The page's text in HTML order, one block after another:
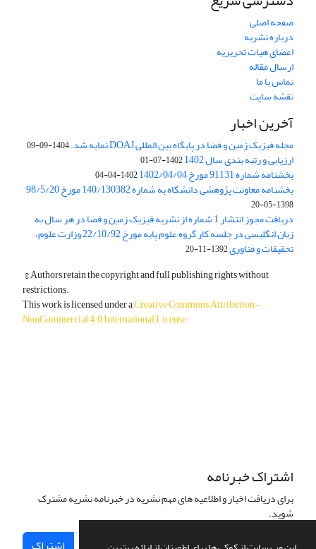
صفحه اصلی
درباره نشریه
اعضای هیات تحریریه
ارسال مقاله
تماس با ما
نقشه سایت
آخرین اخبار
مجله فیزیک زمین و فضا در پایگاه بین المللی DOAJ نمایه شد. 1404-09-09
ارزیابی و رتبه بندی سال 1402 1402-07-01
بخشنامه شماره 91131 مورخ 1402/04/04 1402-04-04
بخشنامه معاونت پژوهشی دانشگاه به شماره 140/130382 مورخ 98/5/20
1398-05-20
دریافت مجوز انتشار 1 شماره از نشریه فیزیک زمین و فضا در هر سال به
زبان انگلیسی در جلسه کار گروه علوم پایه مورخ 22/10/92 وزارت علوم،
تحقیقات و فناوری1392-11-20
© Authors retain the copyright and full publishing rights without
restrictions.
This work is licensed under aCreative Commons Attribution-
NonCommercial 4.0 International License.
اشتراک خبرنامه
برای دریافت اخبار و اطلاعیه های مهم نشریه در خبرنامه نشریه مشترک
شوید.